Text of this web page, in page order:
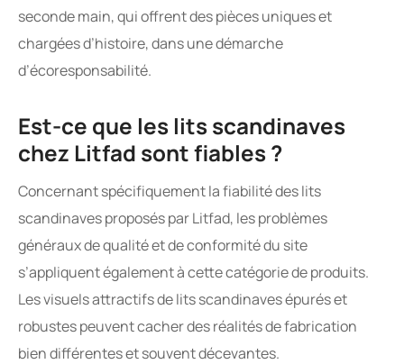
seconde main, qui offrent des pièces uniques et
chargées d’histoire, dans une démarche
d’écoresponsabilité.
Est-ce que les lits scandinaves
chez Litfad sont fiables ?
Concernant spécifiquement la fiabilité des lits
scandinaves proposés par Litfad, les problèmes
généraux de qualité et de conformité du site
s’appliquent également à cette catégorie de produits.
Les visuels attractifs de lits scandinaves épurés et
robustes peuvent cacher des réalités de fabrication
bien différentes et souvent décevantes.